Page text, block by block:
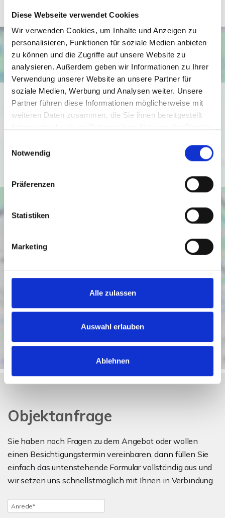
Diese Webseite verwendet Cookies
Wir verwenden Cookies, um Inhalte und Anzeigen zu
personalisieren, Funktionen für soziale Medien anbieten
zu können und die Zugriffe auf unsere Website zu
analysieren. Außerdem geben wir Informationen zu Ihrer
Verwendung unserer Website an unsere Partner für
soziale Medien, Werbung und Analysen weiter. Unsere
Partner führen diese Informationen möglicherweise mit
weiteren Daten zusammen, die Sie ihnen bereitgestellt
Notwendig
Präferenzen
Statistiken
Marketing
Alle zulassen
Auswahl erlauben
Ablehnen
Ich bin damit einverstanden, dass mir Karten von Google
angezeigt werden. Es gelten die
Objektanfrage
Sie haben noch Fragen zu dem Angebot oder wollen
einen Besichtigungstermin vereinbaren, dann füllen Sie
einfach das untenstehende Formular vollständig aus und
wir setzen uns schnellstmöglich mit Ihnen in Verbindung.